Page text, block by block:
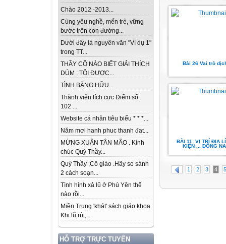
Chào 2012 -2013...
Cùng yêu nghề, mến trẻ, vững
bước trên con đường...
Dưới đây là nguyên văn "Ví dụ 1"
trong TT...
THẦY CÔ NÀO BIẾT GIẢI THÍCH
DÙM : TÔI ĐƯỢC...
TÌNH BẰNG HỮU...
Thành viên tích cực Điểm số:
102 ...
Website cá nhân tiêu biểu * * *...
Năm mơi hanh phuc thanh đat...
MỪNG XUÂN TÂN MÃO . Kính
chúc Quý Thầy...
Quý Thầy ,Cô giáo .Hãy so sánh
2 cách soạn...
Tình hình xả lũ ở Phú Yên thế
nào rồi...
Miền Trung 'khát' sách giáo khoa
Khi lũ rút,...
HỖ TRỢ TRỰC TUYẾN
Bài 26 Vai trò
BÀI 11: VỊ TRÍ ĐỊA
KIỆN ... ĐÔNG
1 2 3 4 5